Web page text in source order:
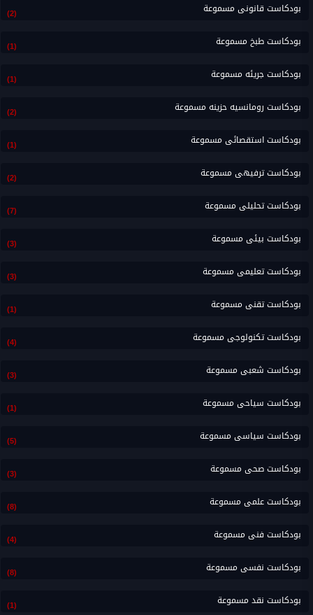
بودكاست قانونى مسموعة (2)
بودكاست طبخ مسموعة (1)
بودكاست جريئه مسموعة (1)
بودكاست رومانسيه حزينه مسموعة (2)
بودكاست استقصائى مسموعة (1)
بودكاست ترفيهى مسموعة (2)
بودكاست تحليلى مسموعة (7)
بودكاست بيئى مسموعة (3)
بودكاست تعليمى مسموعة (3)
بودكاست تقنى مسموعة (1)
بودكاست تكنولوجى مسموعة (4)
بودكاست شعبى مسموعة (3)
بودكاست سياحى مسموعة (1)
بودكاست سياسى مسموعة (5)
بودكاست صحى مسموعة (3)
بودكاست علمى مسموعة (8)
بودكاست فنى مسموعة (4)
بودكاست نفسى مسموعة (8)
بودكاست نقد مسموعة (1)